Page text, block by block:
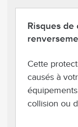
Risques
Cette
causés à
collision ou